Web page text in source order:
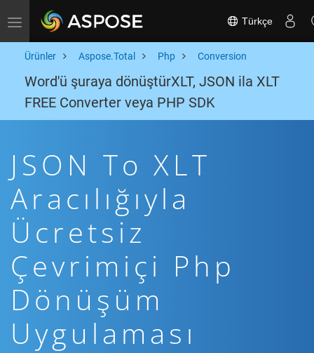
Toggle navigation Türkçe
Ürünler Aspose.Total Php Conversion
Word'ü şuraya dönüştürXLT, JSON ila XLT
FREE Converter veya PHP SDK
JSON To XLT
Aracılığıyla
Ücretsiz
Çevrimiçi Php
Dönüşüm
Uygulaması